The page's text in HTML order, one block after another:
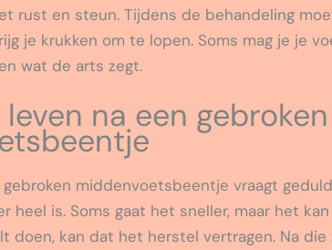
rust en steun. Tijdens de behandeling
je krukken om te lopen. Soms mag je je
wat de arts zegt.
na een gebroken
middenvoetsbeentje vraagt
heel is. Soms gaat het sneller, maar het
doen, kan dat het herstel vertragen. Na die